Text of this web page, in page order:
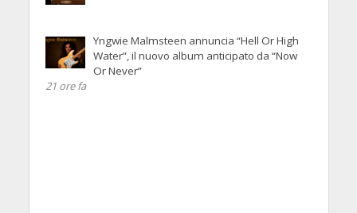
Yngwie Malmsteen annuncia “Hell Or High
Water”, il nuovo album anticipato da “Now
Or Never”
21 ore fa